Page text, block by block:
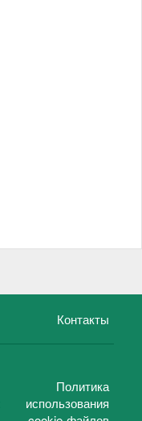
Контакты
Политика
использования